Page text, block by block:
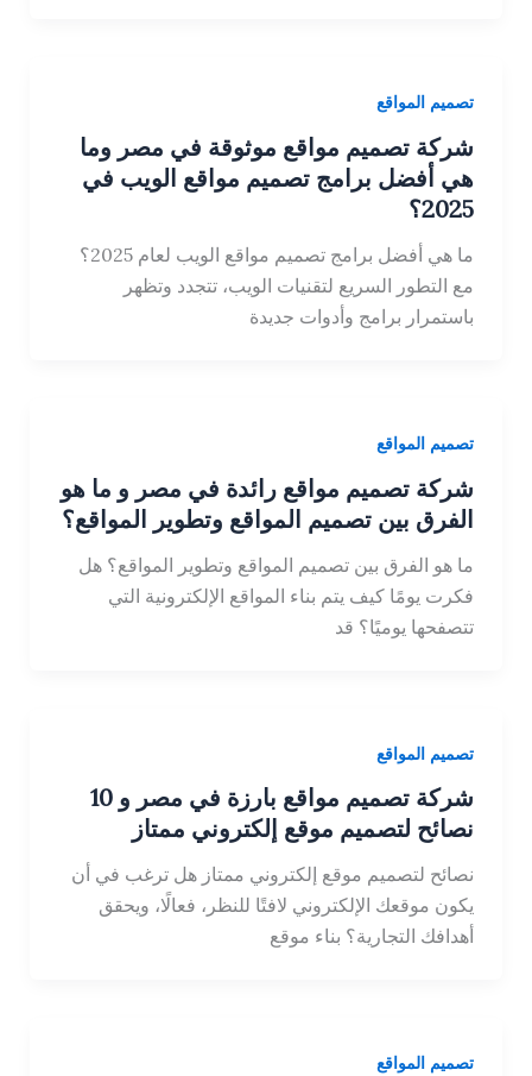
تصميم المواقع
شركة تصميم مواقع موثوقة في مصر وما
هي أفضل برامج تصميم مواقع الويب في
2025؟
ما هي أفضل برامج تصميم مواقع الويب لعام 2025؟
مع التطور السريع لتقنيات الويب، تتجدد وتظهر
باستمرار برامج وأدوات جديدة
تصميم المواقع
شركة تصميم مواقع رائدة في مصر و ما هو
الفرق بين تصميم المواقع وتطوير المواقع؟
ما هو الفرق بين تصميم المواقع وتطوير المواقع؟ هل
فكرت يومًا كيف يتم بناء المواقع الإلكترونية التي
تتصفحها يوميًا؟ قد
تصميم المواقع
شركة تصميم مواقع بارزة في مصر و 10
نصائح لتصميم موقع إلكتروني ممتاز
نصائح لتصميم موقع إلكتروني ممتاز هل ترغب في أن
يكون موقعك الإلكتروني لافتًا للنظر، فعالًا، ويحقق
أهدافك التجارية؟ بناء موقع
تصميم المواقع